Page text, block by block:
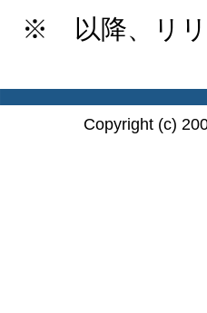
※ 以降、リリ
Copyright (c)